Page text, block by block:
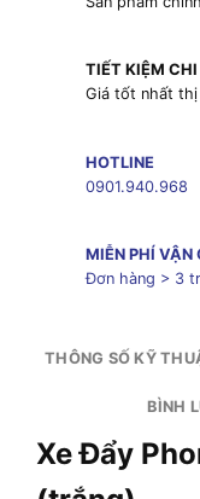
TIẾT KIỆM CHI
Giá tốt nhất
HOTLINE
0901.940.968
MIỄN PHÍ VẬN
Đơn hàng > 3
THÔNG SỐ KỸ
BÌNH
Xe Đẩy